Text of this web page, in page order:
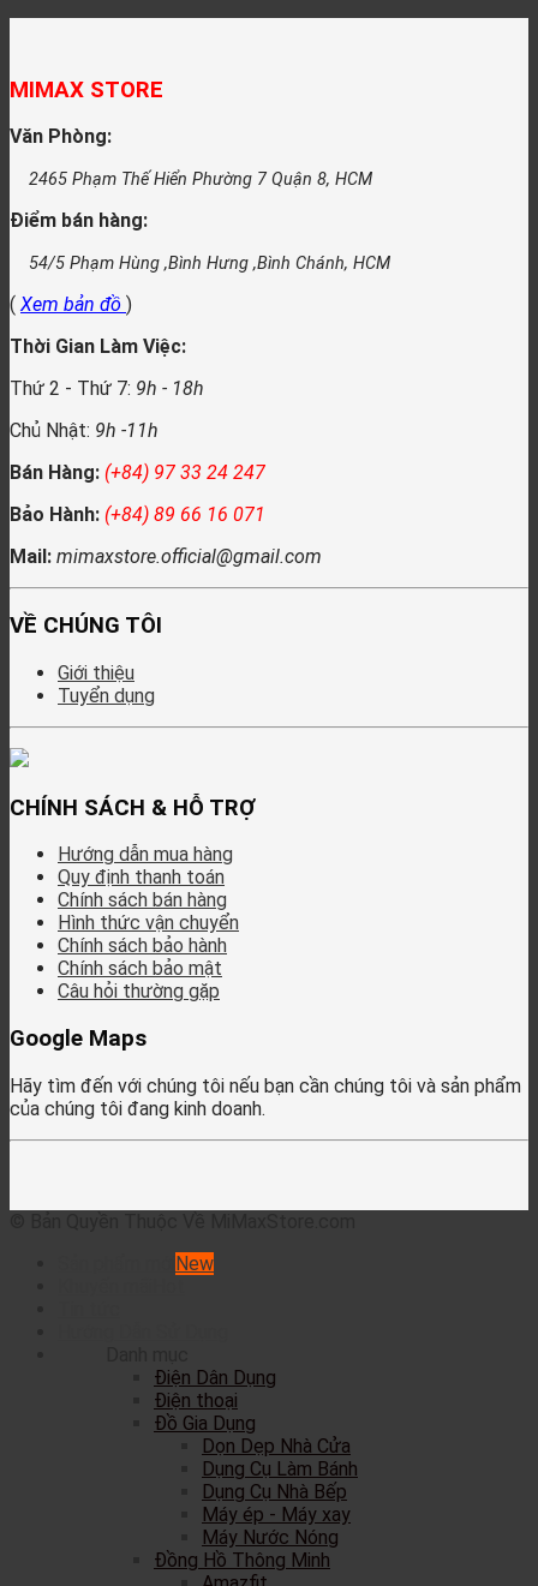
MIMAX STORE
Văn Phòng:
2465 Phạm Thế Hiển Phường 7 Quận 8, HCM
Điểm bán hàng:
54/5 Phạm Hùng ,Bình Hưng ,Bình Chánh, HCM
( Xem bản đồ )
Thời Gian Làm Việc:
Thứ 2 - Thứ 7: 9h - 18h
Chủ Nhật: 9h -11h
Bán Hàng: (+84) 97 33 24 247
Bảo Hành: (+84) 89 66 16 071
Mail: mimaxstore.official@gmail.com
VỀ CHÚNG TÔI
Giới thiệu
Tuyển dụng
CHÍNH SÁCH & HỖ TRỢ
Hướng dẫn mua hàng
Quy định thanh toán
Chính sách bán hàng
Hình thức vận chuyển
Chính sách bảo hành
Chính sách bảo mật
Câu hỏi thường gặp
Google Maps
Hãy tìm đến với chúng tôi nếu bạn cần chúng tôi và sản phẩm
của chúng tôi đang kinh doanh.
Điện Dân Dụng
Điện thoại
Đồ Gia Dụng
Dọn Dẹp Nhà Cửa
Dụng Cụ Làm Bánh
Dụng Cụ Nhà Bếp
Máy ép - Máy xay
Máy Nước Nóng
Đồng Hồ Thông Minh